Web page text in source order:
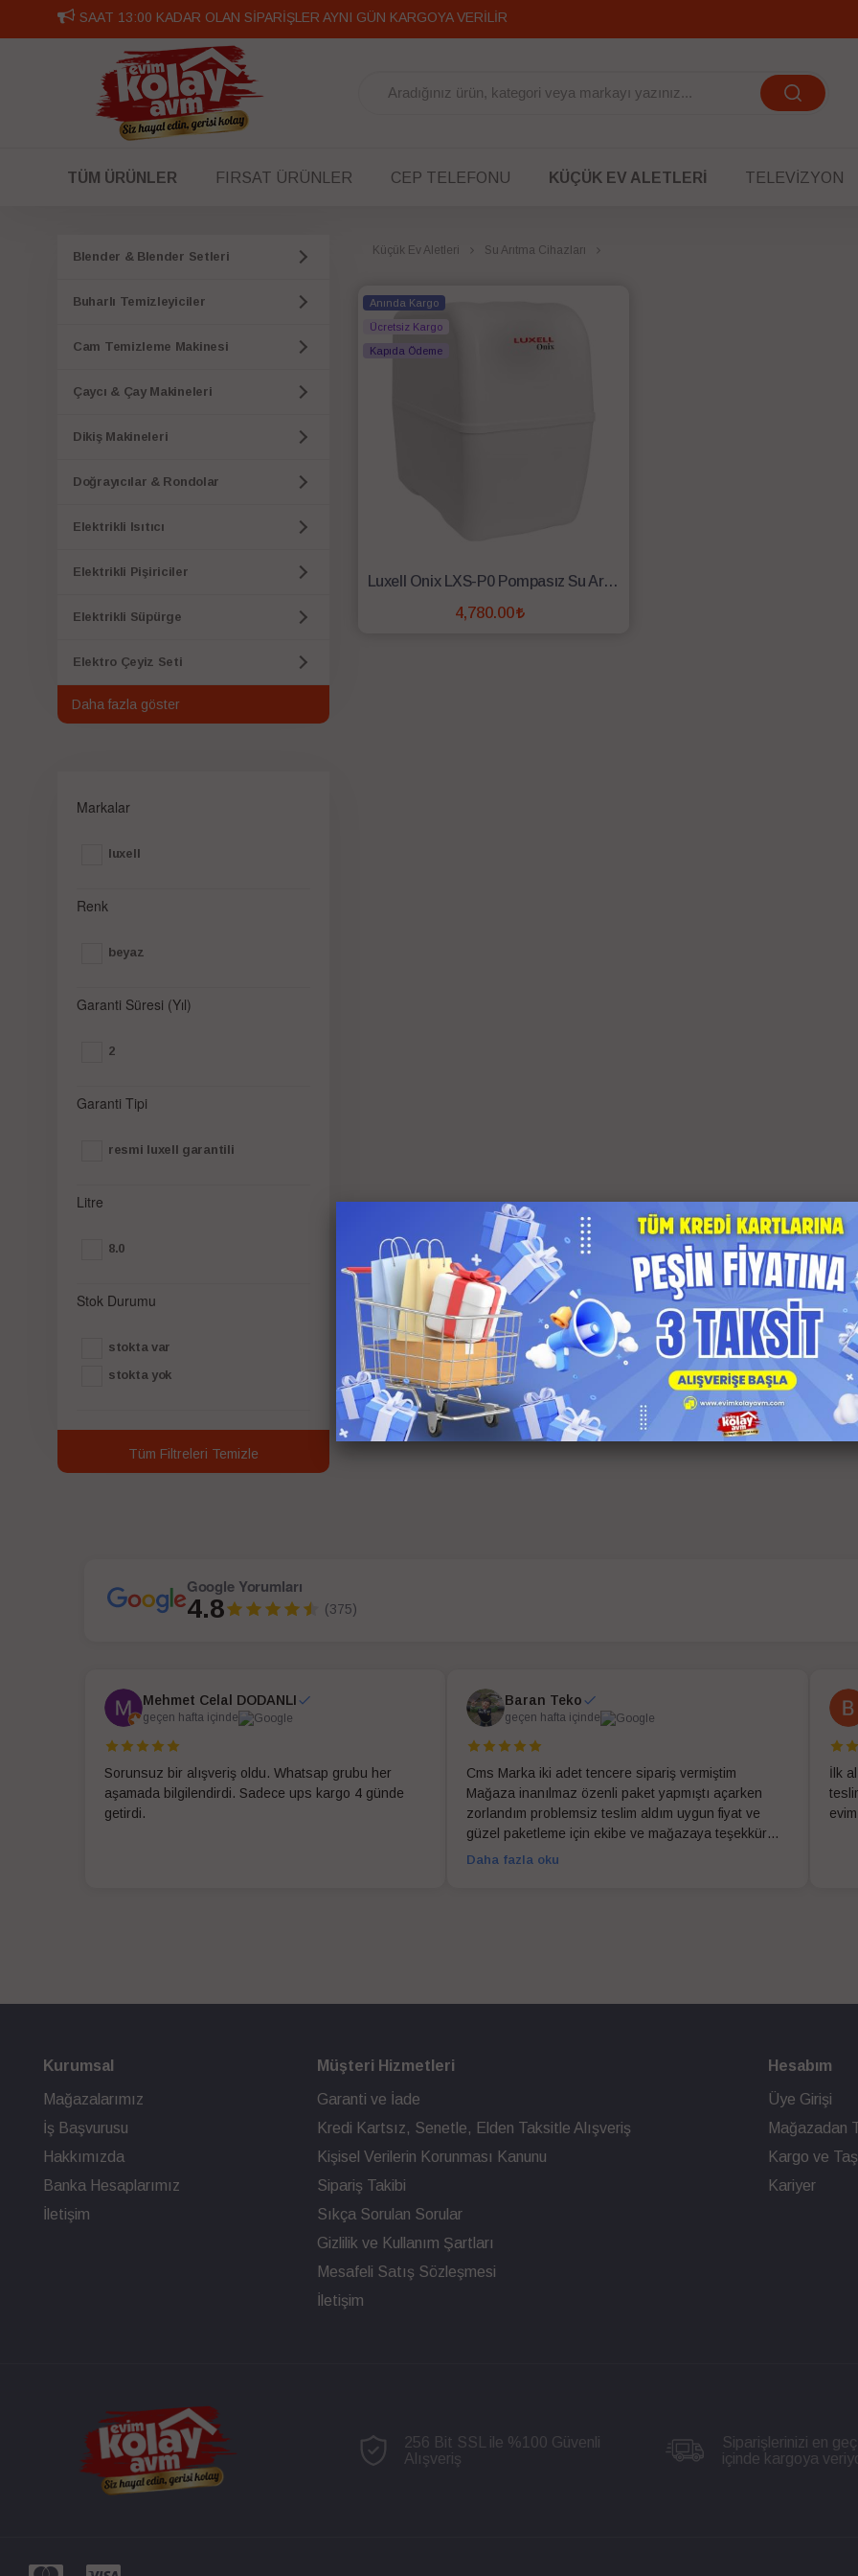
SAAT 13:00 KADAR OLAN SİPARİŞLER AYNI GÜN KARGOYA VERİLİR
TÜM ÜRÜNLER FIRSAT ÜRÜNLER CEP TELEFONU KÜÇÜK EV ALETLERI TELEVIZYON
Blender & Blender Setleri
Buharlı Temizleyiciler
Cam Temizleme Makinesi
Çaycı & Çay Makineleri
Dikiş Makineleri
Doğrayıcılar & Rondolar
Elektrikli Isıtıcı
Elektrikli Pişiriciler
Elektrikli Süpürge
Elektro Çeyiz Seti
Daha fazla göster
Markalar
luxell
Renk
beyaz
Garanti Süresi (Yıl)
2
Garanti Tipi
resmi luxell garantili
Litre
8.0
Stok Durumu
stokta var
stokta yok
Tüm Filtreleri Temizle
Küçük Ev Aletleri Su Arıtma Cihazları
Anında Kargo
Ücretsiz Kargo
Kapıda Ödeme
Luxell Onix LXS-P0 Pompasız Su Arıtma Cihazı
4,780.00
Google Yorumları
4.8 (375)
Mehmet Celal DODANLI
geçen hafta içinde
Sorunsuz bir alışveriş oldu. Whatsap grubu her
aşamada bilgilendirdi. Sadece ups kargo 4 günde
getirdi.
Baran Teko
geçen hafta içinde
Cms Marka iki adet tencere sipariş vermiştim
Mağaza inanılmaz özenli paket yapmıştı açarken
zorlandım problemsiz teslim aldım uygun fiyat ve
güzel paketleme için ekibe ve mağazaya teşekkür
ederim
Daha fazla oku
İlk
Kurumsal
Mağazalarımız
İş Başvurusu
Hakkımızda
Banka Hesaplarımız
İletişim
Müşteri Hizmetleri
Garanti ve İade
Kredi Kartsız, Senetle, Elden Taksitle Alışveriş
Kişisel Verilerin Korunması Kanunu
Sipariş Takibi
Sıkça Sorulan Sorular
Gizlilik ve Kullanım Şartları
Mesafeli Satış Sözleşmesi
İletişim
Hesabım
Üye Girişi
Mağazadan
Kargo ve
Kariyer
256 Bit SSL ile %100 Güvenli
Alışveriş
Siparişlerinizi en
içinde kargoya